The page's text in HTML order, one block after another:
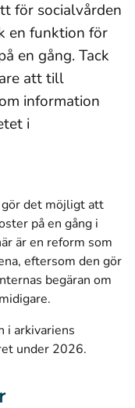
för socialvården
en funktion för
en gång. Tack
att till
information
i
det möjligt att
på en gång i
är en reform som
eftersom den gör
begäran om
i arkivariens
under 2026.